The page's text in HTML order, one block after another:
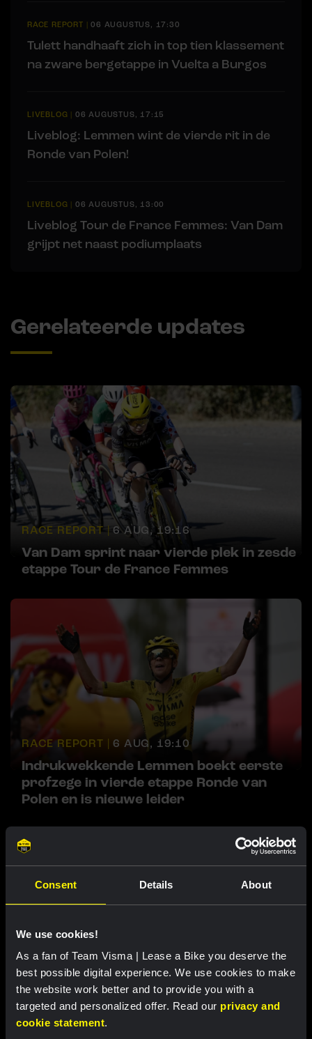
Consent Details About
We use cookies!
As a fan of Team Visma | Lease a Bike you deserve the
best possible digital experience. We use cookies to make
the website work better and to provide you with a
targeted and personalized offer. Read our privacy and
cookie statement.
RACE REPORT |06 AUGUSTUS, 17:30
Tulett handhaaft zich in top tien klassement
na zware bergetappe in Vuelta a Burgos
LIVEBLOG 06 AUGUSTUS, 17:15
Liveblog: Lemmen wint de vierde rit in de
Ronde van Polen!
LIVEBLOG 06 AUGUSTUS, 13:00
Liveblog Tour de France Femmes: Van Dam
grijpt net naast podiumplaats
Gerelateerde updates
RACE REPORT | 6 AUG, 19:16
Van Dam sprint naar vierde plek in zesde
etappe Tour de France Femmes
RACE REPORT | 6 AUG, 19:10
Indrukwekkende Lemmen boekt eerste
profzege in vierde etappe Ronde van
Polen en is nieuwe leider
RACE REPORT | 6 AUG, 17:30
Tulett handhaaft zich in top tien
klassement na zware bergetappe in
Vuelta a Burgos